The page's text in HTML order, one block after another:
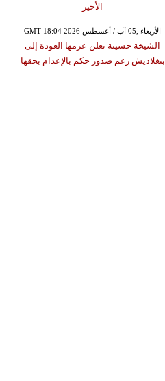
الأخير
GMT 18:04 2026 الأربعاء ,05 آب / أغسطس
الشيخة حسينة تعلن عزمها العودة إلى
بنغلاديش رغم صدور حكم بالإعدام بحقها